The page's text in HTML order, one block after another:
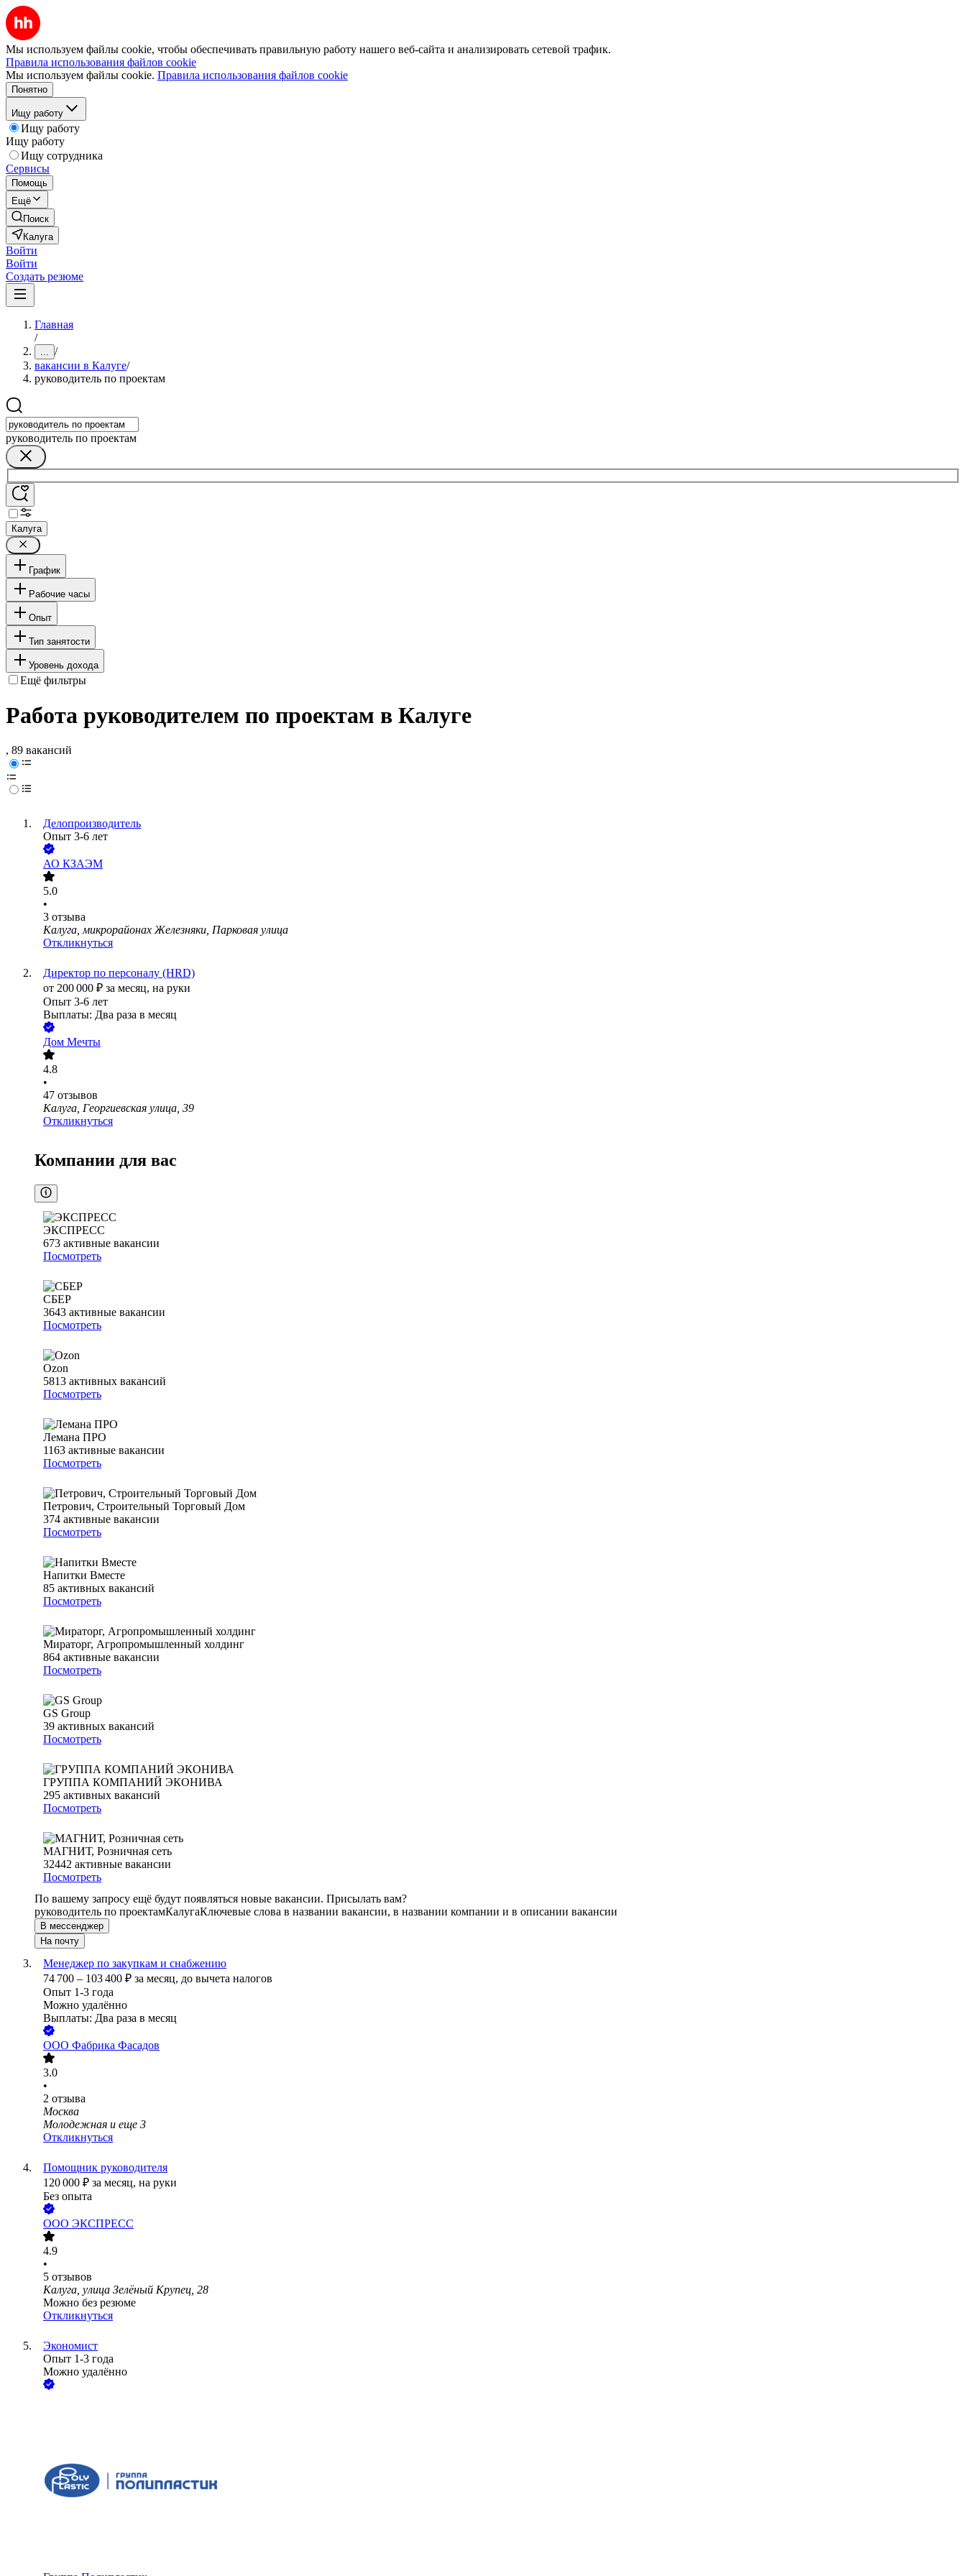
Мы используем файлы cookie, чтобы обеспечивать правильную работу нашего веб-сайта и анализировать сетевой трафик.
Правила использования файлов cookie
Мы используем файлы cookie. Правила использования файлов cookie
Понятно
Ищу работу
Ищу работу
Ищу работу
Ищу сотрудника
Сервисы
Помощь
Ещё
Поиск
Калуга
Войти
Войти
Создать резюме
Главная
/
... /
вакансии в Калуге/
руководитель по проектам
руководитель по проектам
Калуга
График
Рабочие часы
Опыт
Тип занятости
Уровень дохода
Ещё фильтры
Работа руководителем по проектам в Калуге
, 89 вакансий
Делопроизводитель
Опыт 3-6 лет
АО КЗАЭМ
5.0
•
3 отзыва
Калуга, микрорайонах Железняки, Парковая улица
Откликнуться
Директор по персоналу (HRD)
от 200 000 ₽ за месяц, на руки
Опыт 3-6 лет
Выплаты: Два раза в месяц
Дом Мечты
4.8
•
47 отзывов
Калуга, Георгиевская улица, 39
Откликнуться
Компании для вас
ЭКСПРЕСС
673 активные вакансии
Посмотреть
СБЕР
3643 активные вакансии
Посмотреть
Ozon
5813 активных вакансий
Посмотреть
Лемана ПРО
1163 активные вакансии
Посмотреть
Петрович, Строительный Торговый Дом
374 активные вакансии
Посмотреть
Напитки Вместе
85 активных вакансий
Посмотреть
Мираторг, Агропромышленный холдинг
864 активные вакансии
Посмотреть
GS Group
39 активных вакансий
Посмотреть
ГРУППА КОМПАНИЙ ЭКОНИВА
295 активных вакансий
Посмотреть
МАГНИТ, Розничная сеть
32442 активные вакансии
Посмотреть
По вашему запросу ещё будут появляться новые вакансии. Присылать вам?
руководитель по проектамКалугаКлючевые слова в названии вакансии, в названии компании и в описании вакансии
В мессенджер
На почту
Менеджер по закупкам и снабжению
74 700 – 103 400 ₽ за месяц, до вычета налогов
Опыт 1-3 года
Можно удалённо
Выплаты: Два раза в месяц
ООО Фабрика Фасадов
3.0
•
2 отзыва
Москва
Молодежная и еще 3
Откликнуться
Помощник руководителя
120 000 ₽ за месяц, на руки
Без опыта
ООО ЭКСПРЕСС
4.9
•
5 отзывов
Калуга, улица Зелёный Крупец, 28
Можно без резюме
Откликнуться
Экономист
Опыт 1-3 года
Можно удалённо